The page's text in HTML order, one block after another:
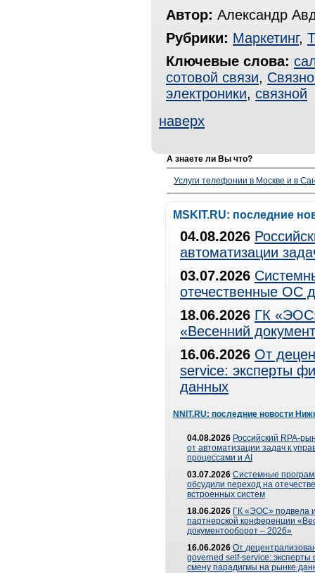
Автор: Александр
Рубрики: Маркетинг,
Ключевые слова:
сотовой связи,
электроники, связной
наверх
А знаете ли Вы что?
Услуги телефонии в Москве и в
MSKIT.RU: последние
04.08.2026
автоматизации
03.07.2026
отечественные ОС
18.06.2026 ГК
«Весенний
16.06.2026 От
service: эксперты
данных
NNIT.RU: последние новости
04.08.2026 Российский RPA-
от автоматизации задач к
процессами и AI
03.07.2026 Системные
обсудили переход на
встроенных систем
18.06.2026 ГК «ЭОС» подвела
партнерской конференции
документооборот – 2026»
16.06.2026 От
governed self-service: эксперты
смену парадигмы на рынке